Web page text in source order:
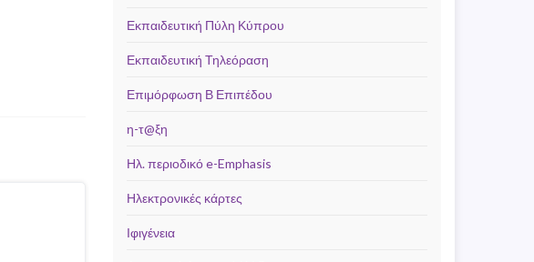
Εκπαιδευτική Πύλη Κύπρου
Εκπαιδευτική Τηλεόραση
Επιμόρφωση Β Επιπέδου
η-τ@ξη
Ηλ. περιοδικό e-Emphasis
Ηλεκτρονικές κάρτες
Ιφιγένεια